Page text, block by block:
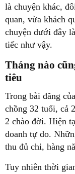
là chuyện khác,
quan, vừa khách
chuyện dưới đây
tiếc như vậy.
Tháng nào
tiêu
Trong bài đăng
chồng 32 tuổi, cả
2 chào đời. Hiện
doanh tự do.
thu đủ chi, hàng
Tuy nhiên thời